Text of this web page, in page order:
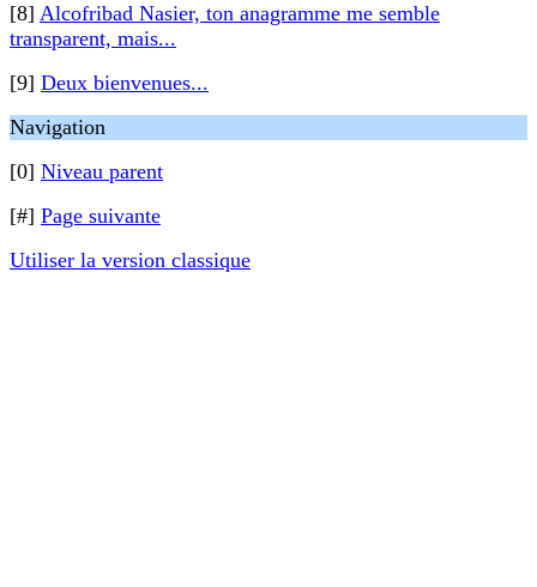
[8] Alcofribad Nasier, ton anagramme me semble
transparent, mais...
[9] Deux bienvenues...
Navigation
[0] Niveau parent
[#] Page suivante
Utiliser la version classique